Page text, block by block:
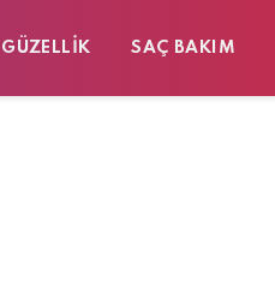
GÜZELLIK SAÇ BAKIM